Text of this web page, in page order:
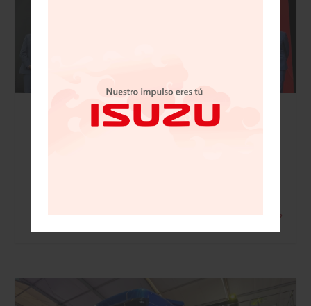
VISIÓN AUTOMOTRIZ REVISTA DIGITAL / 15
DE NOVIEMBRE 2025/IZUSU, IMPUSO MARCA
EN EXPOTRANSPORTE 2025
Leer más »